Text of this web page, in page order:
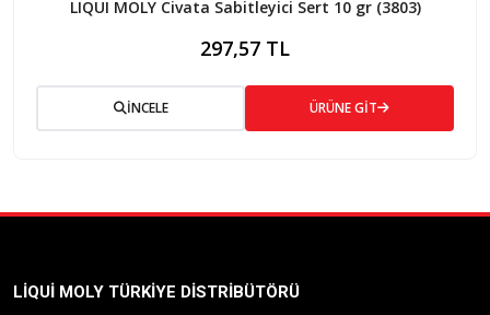
LIQUI MOLY Civata Sabitleyici Sert 10 gr (3803)
297,57 TL
İNCELE ÜRÜNE GİT
LIQUI MOLY TÜRKIYE DISTRIBÜTÖRÜ